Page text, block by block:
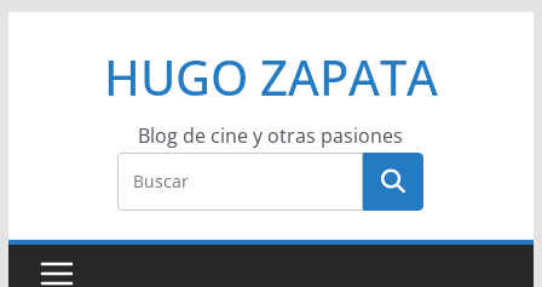
HUGO ZAPATA
Blog de cine y otras pasiones